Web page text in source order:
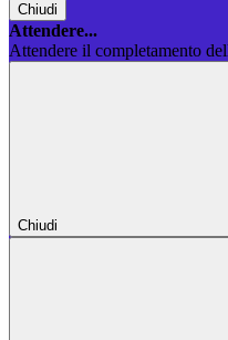
Chiudi
Attendere...
Attendere il completamento
Chiudi